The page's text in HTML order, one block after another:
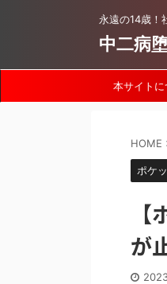
永遠の14歳！
中二病
本サイトに
HOME
ポケ
が